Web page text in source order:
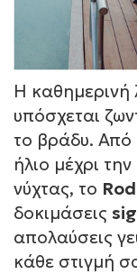
Η καθημερινή
υπόσχεται
το βράδυ.
ήλιο μέχρι
νύχτας, το
δοκιμάσεις
απολαύσεις
κάθε στιγμή